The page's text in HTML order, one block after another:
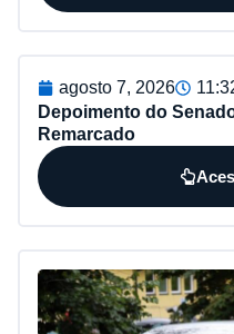
agosto 7, 2026
Depoimento do
Remarcado